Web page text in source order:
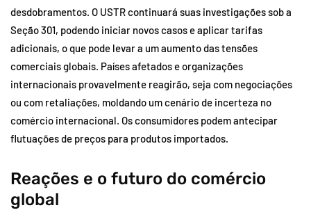
desdobramentos. O USTR continuará suas investigações sob a
Seção 301, podendo iniciar novos casos e aplicar tarifas
adicionais, o que pode levar a um aumento das tensões
comerciais globais. Países afetados e organizações
internacionais provavelmente reagirão, seja com negociações
ou com retaliações, moldando um cenário de incerteza no
comércio internacional. Os consumidores podem antecipar
flutuações de preços para produtos importados.
Reações e o futuro do comércio
global